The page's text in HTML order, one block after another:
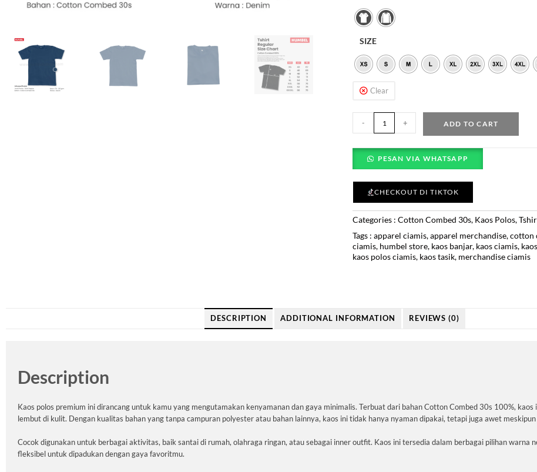
SIZE
Clear
- + ADD TO CART
PESAN VIA WHATSAPP
CHECKOUT DI TIKTOK
Categories : Cotton Combed 30s, Kaos Polos,
Tags : apparel ciamis,apparel merchandise,cotton
ciamis, humbel store, kaos banjar, kaos ciamis,
kaos polos ciamis, kaos tasik, merchandise ciamis
DESCRIPTION ADDITIONAL INFORMATION REVIEWS (0)
Description
Kaos polos premium ini dirancang untuk kamu yang mengutamakan kenyamanan dan gaya minimalis. Terbuat dari bahan Cotton Combed 30s 100%, kaos
lembut di kulit. Dengan kualitas bahan yang tanpa campuran polyester atau bahan lainnya, kaos ini tidak hanya nyaman dipakai, tetapi juga awet meskipun
Cocok digunakan untuk berbagai aktivitas, baik santai di rumah, olahraga ringan, atau sebagai inner outfit. Kaos ini tersedia dalam berbagai pilihan warna
fleksibel untuk dipadukan dengan gaya favoritmu.